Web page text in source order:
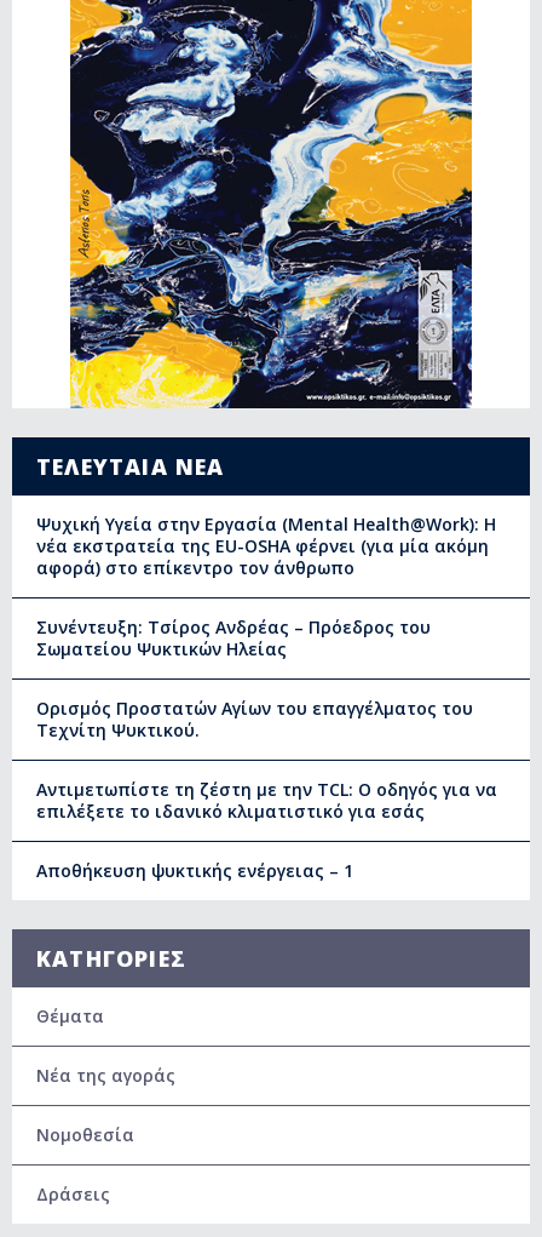
ΤΕΛΕΥΤΑΙΑ ΝΕΑ
Ψυχική Υγεία στην Εργασία (Mental Health@Work): Η
νέα εκστρατεία της EU-OSHA φέρνει (για μία ακόμη
αφορά) στο επίκεντρο τον άνθρωπο
Συνέντευξη: Τσίρος Ανδρέας – Πρόεδρος του
Σωματείου Ψυκτικών Ηλείας
Ορισμός Προστατών Αγίων του επαγγέλματος του
Τεχνίτη Ψυκτικού.
Αντιμετωπίστε τη ζέστη με την TCL: Ο οδηγός για να
επιλέξετε το ιδανικό κλιματιστικό για εσάς
Αποθήκευση ψυκτικής ενέργειας – 1
ΚΑΤΗΓΟΡΙΕΣ
Θέματα
Νέα της αγοράς
Νομοθεσία
Δράσεις